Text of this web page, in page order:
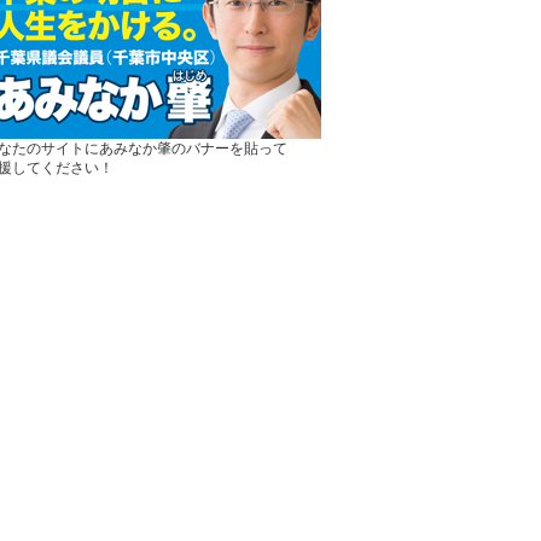
たのサイトにあみなか肇のバナーを貼って
してください！